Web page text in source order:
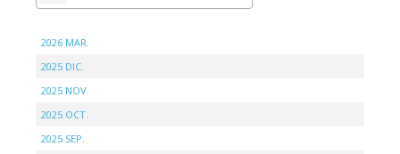
2026 MAR.
2025 DIC.
2025 NOV.
2025 OCT.
2025 SEP.